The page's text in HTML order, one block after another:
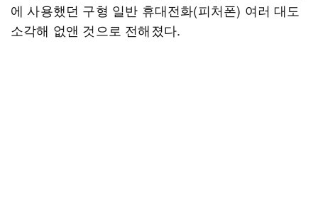
에 사용했던 구형 일반 휴대전화(피처폰) 여러 대도
소각해 없앤 것으로 전해졌다.